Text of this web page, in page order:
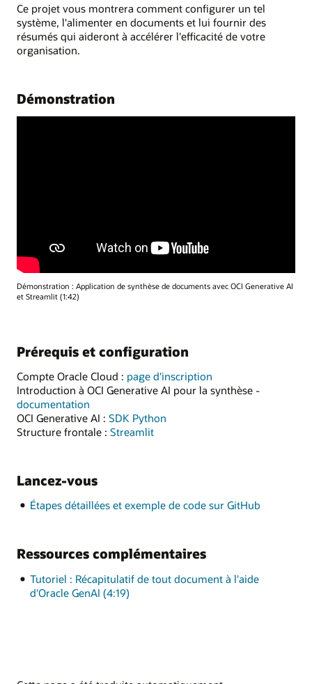
Ce projet vous montrera comment configurer un tel
système, l'alimenter en documents et lui fournir des
résumés qui aideront à accélérer l'efficacité de votre
organisation.
Démonstration
Démonstration : Application de synthèse de documents avec OCI Generative AI
et Streamlit (1:42)
Prérequis et configuration
Compte Oracle Cloud : page d'inscription
Introduction à OCI Generative AI pour la synthèse -
documentation
OCI Generative AI : SDK Python
Structure frontale : Streamlit
Lancez-vous
Étapes détaillées et exemple de code sur GitHub
Ressources complémentaires
Tutoriel : Récapitulatif de tout document à l'aide
d'Oracle GenAI (4:19)